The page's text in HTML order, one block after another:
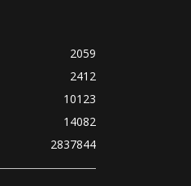
2059
2412
10123
14082
2837844